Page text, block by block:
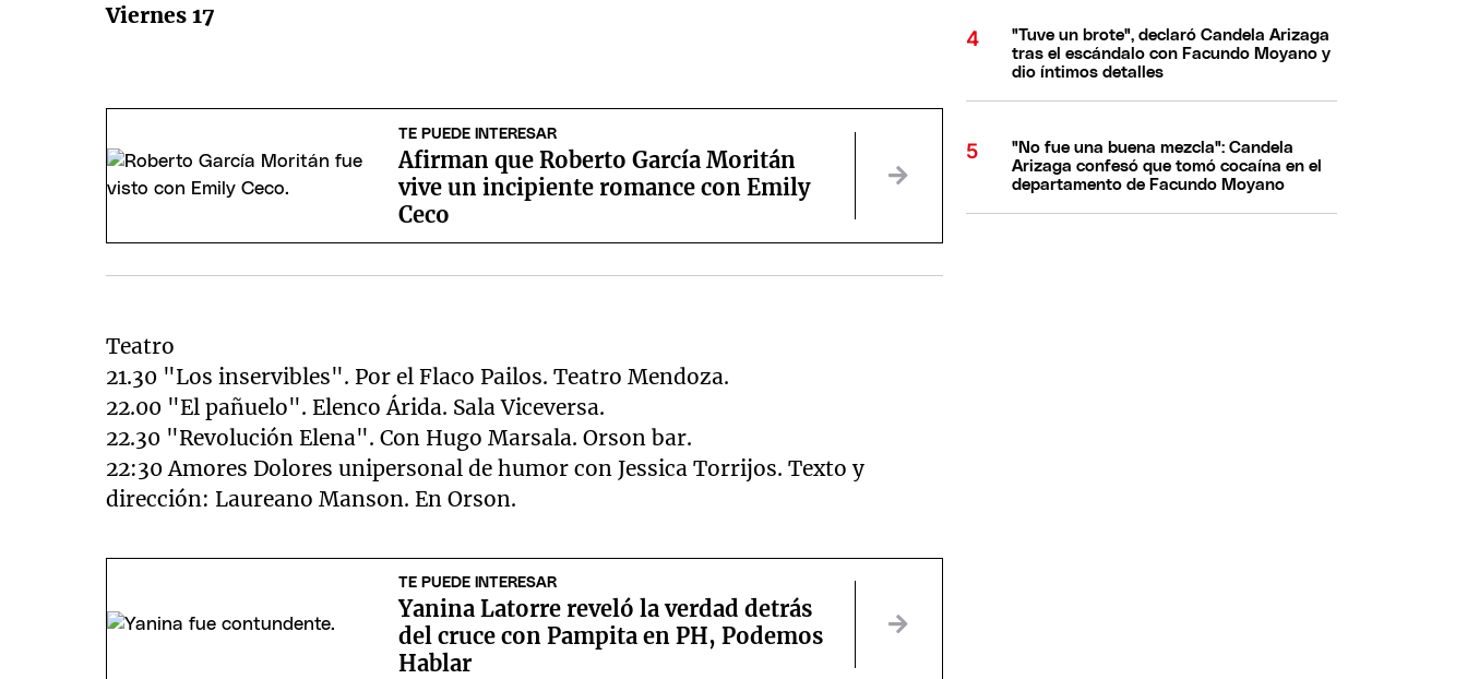
Viernes 17
TE PUEDE INTERESAR
Afirman que Roberto García Moritán
vive un incipiente romance con Emily
Ceco
Teatro
21.30 "Los inservibles". Por el Flaco Pailos. Teatro Mendoza.
22.00 "El pañuelo". Elenco Árida. Sala Viceversa.
22.30 "Revolución Elena". Con Hugo Marsala. Orson bar.
22:30 Amores Dolores unipersonal de humor con Jessica Torrijos. Texto y
dirección: Laureano Manson. En Orson.
TE PUEDE INTERESAR
Yanina Latorre reveló la verdad detrás
del cruce con Pampita en PH, Podemos
Hablar
"Tuve un brote", declaró Candela Arizaga
tras el escándalo con Facundo Moyano y
dio íntimos detalles
"No fue una buena mezcla": Candela
Arizaga confesó que tomó cocaína en el
departamento de Facundo Moyano